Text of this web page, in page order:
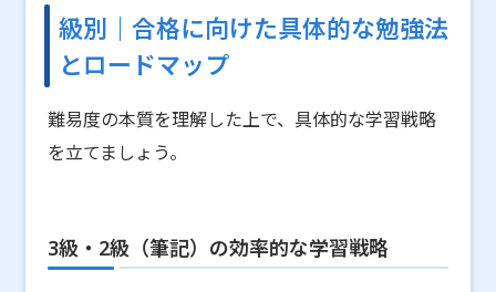
級別｜合格に向けた具体的な勉強法
とロードマップ
難易度の本質を理解した上で、具体的な学習戦略
を立てましょう。
3級・2級（筆記）の効率的な学習戦略